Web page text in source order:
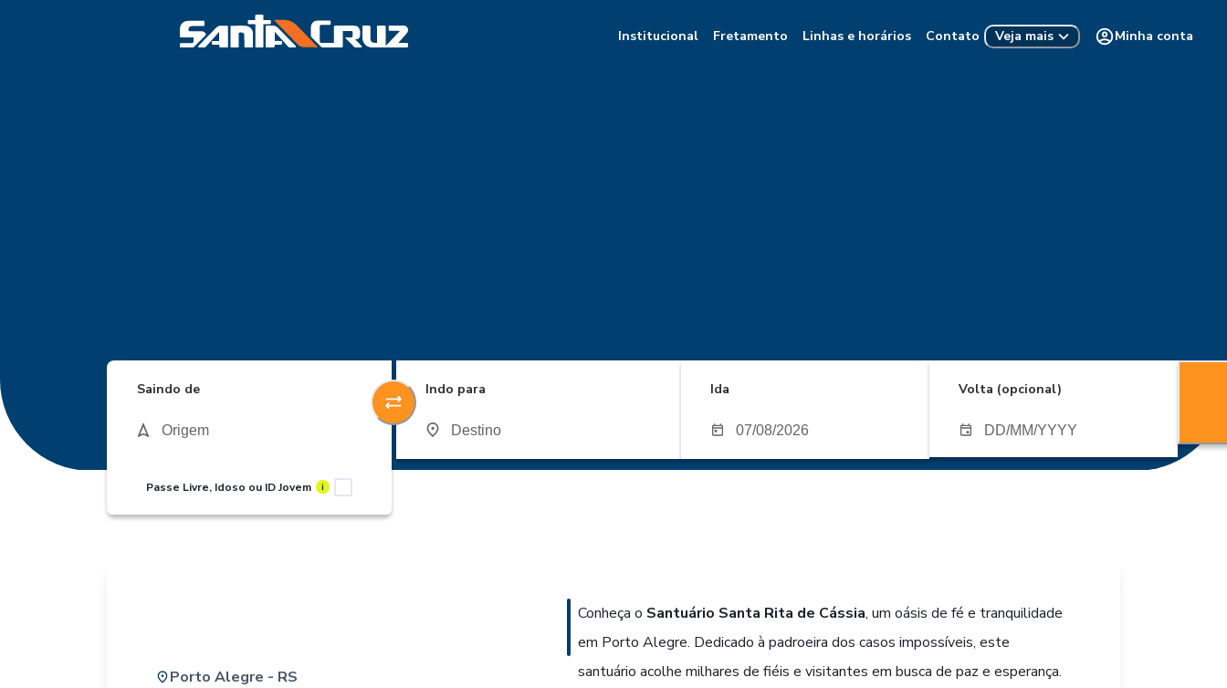
Institucional Fretamento Linhas e horários Contato Veja mais Minha conta
Saindo de
Passe Livre, Idoso ou ID Jovem i
Indo para Ida Volta (opcional)
Porto Alegre - RS
Conheça o Santuário Santa Rita de Cássia, um oásis de fé e tranquilidade
em Porto Alegre. Dedicado à padroeira dos casos impossíveis, este
santuário acolhe milhares de fiéis e visitantes em busca de paz e esperança.